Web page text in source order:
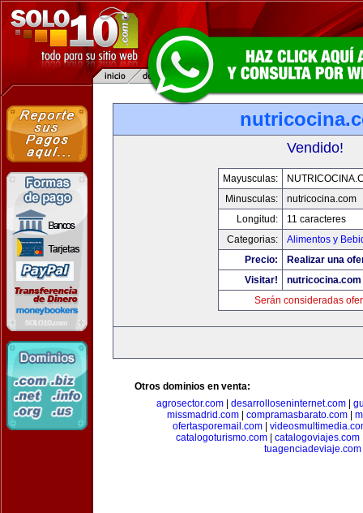
Vendido!
Mayusculas:
Minusculas:
nutricocina.com
Longitud:
11 caracteres
Categorias:
Alimentos y
Precio:
Realizar una
Visitar!
nutricocina.com
Serán consideradas
Otros dominios en venta:
agrosector.com
desarrolloseninternet.com
missmadrid.com| compramasbarato.com|
ofertasporemail.com
catalogoturismo.com
catalogoviajes.com
tuagenciadeviaje.com